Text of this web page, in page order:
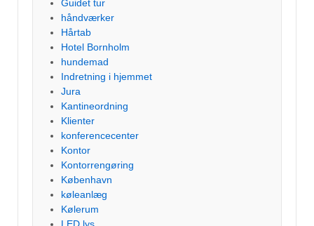
Guidet tur
håndværker
Hårtab
Hotel Bornholm
hundemad
Indretning i hjemmet
Jura
Kantineordning
Klienter
konferencecenter
Kontor
Kontorrengøring
København
køleanlæg
Kølerum